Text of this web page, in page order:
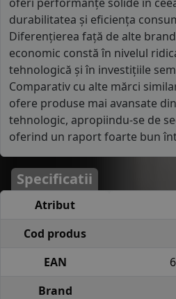
durabilitatea și eficiența
Diferențierea față de alte
economic constă în nivelul
tehnologică și în investițiile
Comparativ cu alte mărci
ofere produse mai avansate
tehnologic, apropiindu-se de
oferind un raport foarte bun
Specificatii
Atribut
Cod produs
EAN
Brand